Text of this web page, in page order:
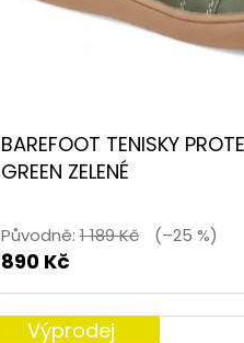
BAREFOOT TENISKY
GREEN ZELENÉ
Původně: 1 189 Kč (–25 %)
890 Kč
Výprodej